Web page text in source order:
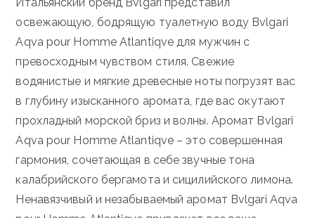
освежающую, бодрящую туалетную воду Bvlgari
Aqva pour Homme Atlantiqve для мужчин с
превосходным чувством стиля. Свежие
водянистые и мягкие древесные ноты погрузят вас
в глубину изысканного аромата, где вас окутают
прохладный морской бриз и волны. Аромат Bvlgari
Aqva pour Homme Atlantiqve – это совершенная
гармония, сочетающая в себе звучные тона
калабрийского бергамота и сицилийского лимона.
Ненавязчивый и незабываемый аромат Bvlgari Aqva